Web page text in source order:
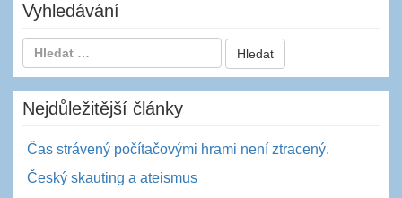
Vyhledávání
Nejdůležitější články
Čas strávený počítačovými hrami není ztracený.
Český skauting a ateismus